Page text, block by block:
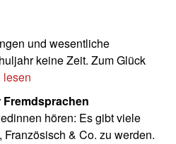
und wesentliche
keine Zeit. Zum Glück
lesen
Fremdsprachen
hören: Es gibt viele
& Co. zu werden.